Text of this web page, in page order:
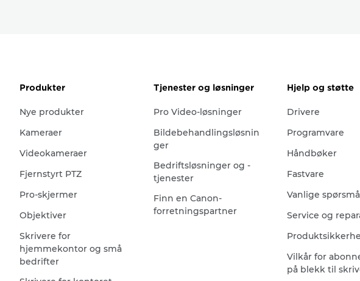
Produkter
Nye produkter
Kameraer
Videokameraer
Fjernstyrt PTZ
Pro-skjermer
Objektiver
Skrivere for
hjemmekontor og små
bedrifter
Tjenester og løsninger
Pro Video-løsninger
Bildebehandlingsløsnin
ger
Bedriftsløsninger og -
tjenester
Finn en Canon-
forretningspartner
Hjelp og støtte
Drivere
Programvare
Håndbøker
Fastvare
Vanlige
Service og
Vilkår for
på blekk til